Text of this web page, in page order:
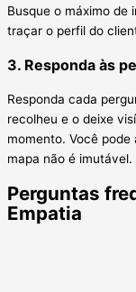
Busque o máximo de
traçar o perfil do
3. Responda às
Responda cada
recolheu e o deixe
momento. Você
mapa não é imutável.
Perguntas
Empatia